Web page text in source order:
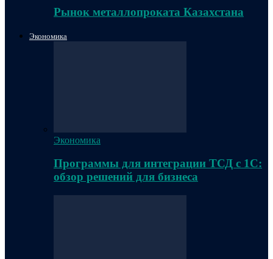
Рынок металлопроката Казахстана
Экономика
Экономика
Программы для интеграции ТСД с 1С:
обзор решений для бизнеса